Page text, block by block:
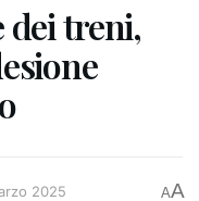
dei treni,
2025 AA